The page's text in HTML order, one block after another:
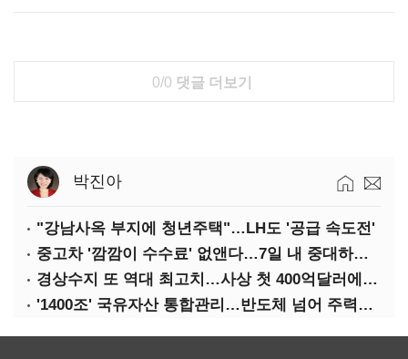
0/0 댓글 더보기
박진아
"강남사옥 부지에 청년주택"…LH도 '공급 속도전'
중고차 '깜깜이 수수료' 없앤다…7일 내 중대하자 생기면 환불
경상수지 또 역대 최고치…사상 첫 400억달러에 '3% 성장' 청신호
'1400조' 국유자산 통합관리…반도체 넘어 주력산업 구조혁신